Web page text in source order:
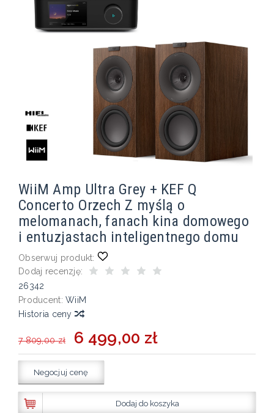
WiiM Amp Ultra Grey + KEF Q
Concerto Orzech Z myślą o
melomanach, fanach kina domowego
i entuzjastach inteligentnego domu
Obserwuj produkt:
Dodaj recenzję:
26342
Producent: WiiM
Historia ceny
7 809,00 zł 6 499,00 zł
Negocjuj cenę
Dodaj do koszyka